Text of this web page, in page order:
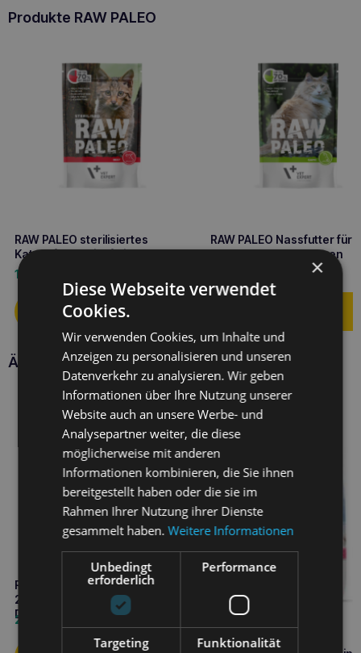
Produkte RAW PALEO
RAW PALEO sterilisiertes
Katzenfutter Rindfleisch 100g
1,90
RAW PALEO Nassfutter für
ausgewachsene Katzen
Ähnliche Produkte
RAW PALEO Beef&Rabbit Adult
200g Nassfutter für Hunde
Duoprotein-Rind mit Kaninchen
2,30
×
Diese Webseite verwendet
Cookies.
Wir verwenden Cookies, um Inhalte und
Anzeigen zu personalisieren und unseren
Datenverkehr zu analysieren. Wir geben
Informationen über Ihre Nutzung unserer
Website auch an unsere Werbe- und
Analysepartner weiter, die diese
möglicherweise mit anderen
Informationen kombinieren, die Sie ihnen
bereitgestellt haben oder die sie im
Rahmen Ihrer Nutzung ihrer Dienste
gesammelt haben.Weitere Informationen
Unbedingt
erforderlich
Performance
Targeting Funktionalität